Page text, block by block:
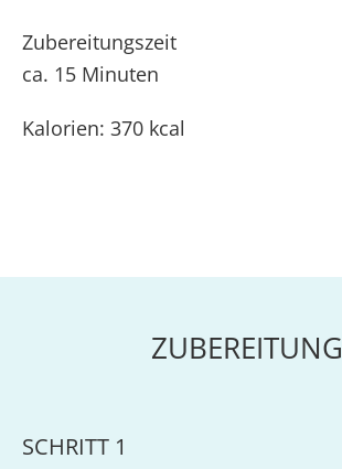
Zubereitungszeit
ca. 15 Minuten
Kalorien: 370 kcal
ZUBEREITUNG
SCHRITT 1